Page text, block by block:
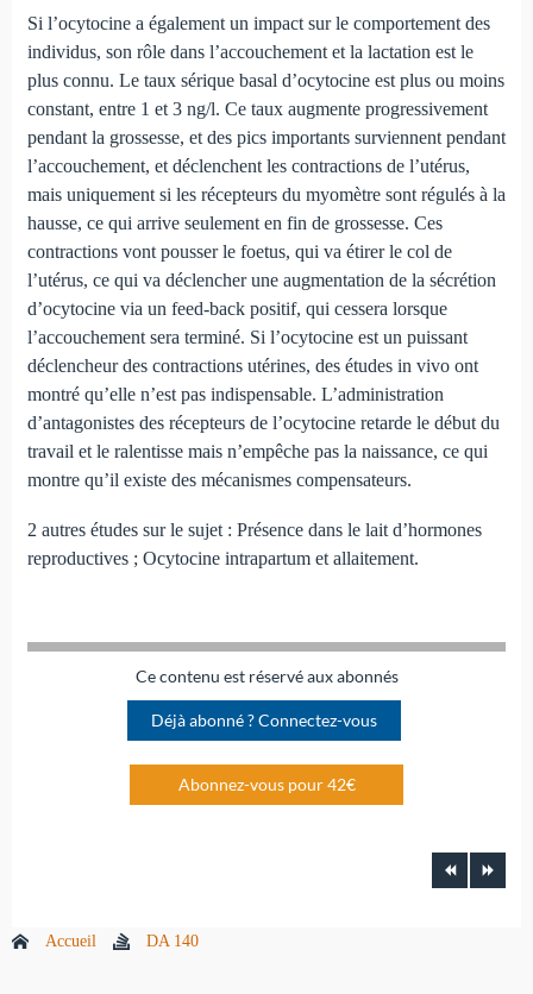
Si l’ocytocine a également un impact sur le comportement des
individus, son rôle dans l’accouchement et la lactation est le
plus connu. Le taux sérique basal d’ocytocine est plus ou moins
constant, entre 1 et 3 ng/l. Ce taux augmente progressivement
pendant la grossesse, et des pics importants surviennent pendant
l’accouchement, et déclenchent les contractions de l’utérus,
mais uniquement si les récepteurs du myomètre sont régulés à la
hausse, ce qui arrive seulement en fin de grossesse. Ces
contractions vont pousser le foetus, qui va étirer le col de
l’utérus, ce qui va déclencher une augmentation de la sécrétion
d’ocytocine via un feed-back positif, qui cessera lorsque
l’accouchement sera terminé. Si l’ocytocine est un puissant
déclencheur des contractions utérines, des études in vivo ont
montré qu’elle n’est pas indispensable. L’administration
d’antagonistes des récepteurs de l’ocytocine retarde le début du
travail et le ralentisse mais n’empêche pas la naissance, ce qui
montre qu’il existe des mécanismes compensateurs.
2 autres études sur le sujet : Présence dans le lait d’hormones
reproductives ; Ocytocine intrapartum et allaitement.
Ce contenu est réservé aux abonnés
Déjà abonné ? Connectez-vous
Abonnez-vous pour 42€
Accueil DA 140